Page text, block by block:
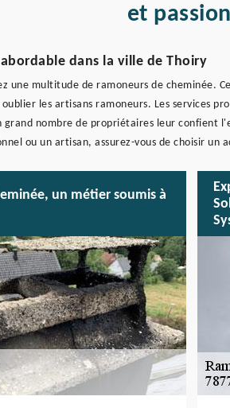
et
dans la ville de Thoiry
une multitude de ramoneurs de cheminée.
les artisans ramoneurs. Les services
nombre de propriétaires leur confient
ou un artisan, assurez-vous de choisir un
un métier soumis à